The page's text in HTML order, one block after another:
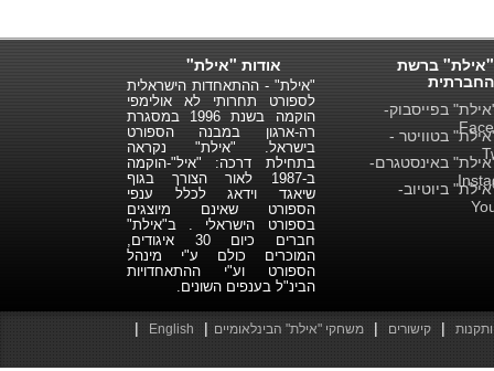
אודות "אילת"
"אילת" - ההתאחדות הישראלית
לספורט תחרותי לא אולימפי
הוקמה בשנת 1996 במסגרת
רה-ארגון במבנה הספורט
בישראל. "אילת" נקראה
בתחילת דרכה: "איל"-הוקמה
ב-1987 לאור הצורך בגוף
שיאגד וידאג לכלל ענפי
הספורט שאינם מיוצגים
בספורט הישראלי . ב"אילת"
חברים כיום 30 איגודים,
המוכרים כולם ע"י מינהל
הספורט וע"י ההתאחדויות
הבינ"ל בענפים השונים.
"אילת" ברשת
החברתית
בפייסבוק-
בטוויטר -
באינסטגרם-
ביוטיוב-
| קישורים | משחקי "אילת" הבינלאומיים |
English
|